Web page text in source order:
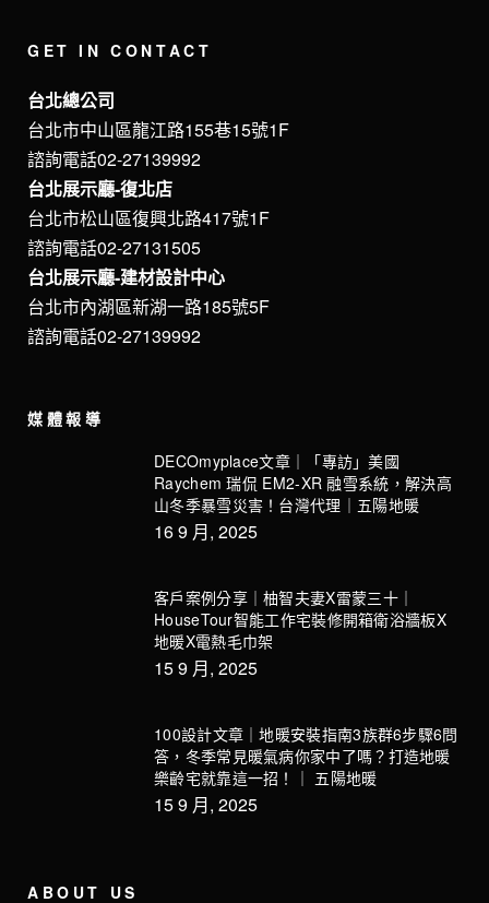
GET IN CONTACT
台北總公司
台北市中山區龍江路155巷15號1F
諮詢電話02-27139992
台北展示廳-復北店
台北市松山區復興北路417號1F
諮詢電話02-27131505
台北展示廳-建材設計中心
台北市內湖區新湖一路185號5F
諮詢電話02-27139992
媒體報導
DECOmyplace文章｜「專訪」美國
Raychem 瑞侃 EM2-XR 融雪系統，解決高
山冬季暴雪災害！台灣代理｜五陽地暖
16 9 月, 2025
客戶案例分享｜柚智夫妻X雷蒙三十｜
HouseTour智能工作宅裝修開箱衛浴牆板X
地暖X電熱毛巾架
15 9 月, 2025
100設計文章｜地暖安裝指南3族群6步驟6問
答，冬季常見暖氣病你家中了嗎？打造地暖
樂齡宅就靠這一招！｜ 五陽地暖
15 9 月, 2025
ABOUT US